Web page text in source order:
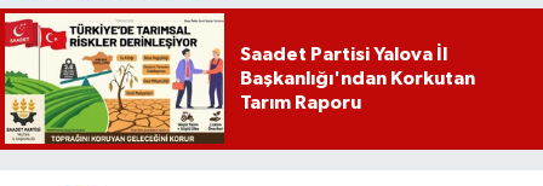
Saadet Partisi Yalova İl
Başkanlığı'ndan Korkutan
Tarım Raporu